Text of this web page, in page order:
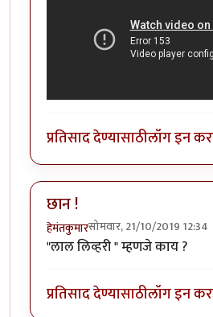
प्रतिसाद देण्यासाठीलॉग इन
छान !
हेमंतकुमारसोमवार, 21/10/2019 12:34
"लाल लिव्हरी " म्हणजे काय ?
प्रतिसाद देण्यासाठीलॉग इन